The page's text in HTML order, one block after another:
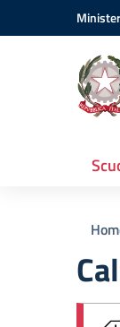
Vai ai contenuti
Vai al menu di